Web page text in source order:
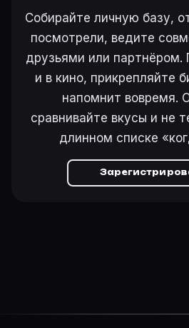
Собирайте личную базу,
посмотрели, ведите
друзьями или партнёром.
и в кино, прикрепляйте
напомнит вовремя.
сравнивайте вкусы и не
длинном списке